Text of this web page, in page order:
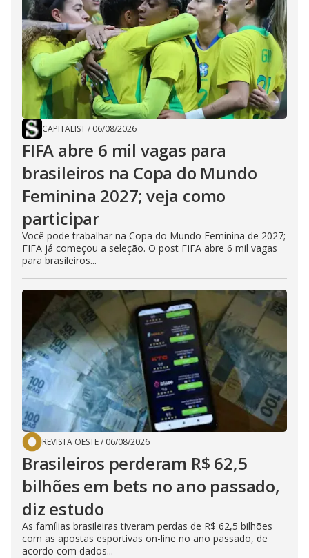
CAPITALIST/ 06/08/2026
FIFA abre 6 mil vagas para
brasileiros na Copa do Mundo
Feminina 2027; veja como
participar
Você pode trabalhar na Copa do Mundo Feminina de 2027;
FIFA já começou a seleção. O post FIFA abre 6 mil vagas
para brasileiros...
REVISTA OESTE/ 06/08/2026
Brasileiros perderam R$ 62,5
bilhões em bets no ano passado,
diz estudo
As famílias brasileiras tiveram perdas de R$ 62,5 bilhões
com as apostas esportivas on-line no ano passado, de
acordo com dados...